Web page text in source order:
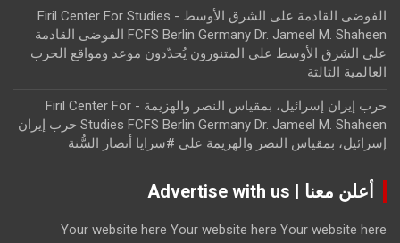
الفوضى القادمة على الشرق الأوسط - Firil Center For Studies
FCFS Berlin Germany Dr. Jameel M. Shaheen الفوضى القادمة
على الشرق الأوسط على
المتنورون يُحدّدون موعد ومواقع الحرب
العالمية الثالثة
حرب إيران إسرائيل، بمقياس النصر والهزيمة - Firil Center For
Studies FCFS Berlin Germany Dr. Jameel M. Shaheen حرب إيران
إسرائيل، بمقياس النصر والهزيمة على #سرايا أنصار السُّنة
أعلن معنا | Advertise with us
Your website here Your website here Your website here